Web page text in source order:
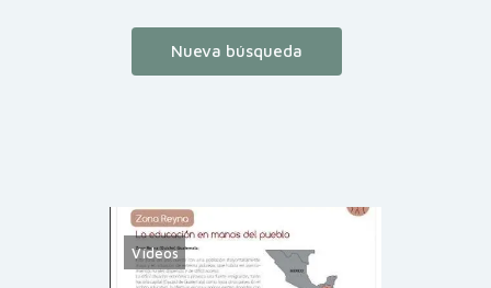
Nueva búsqueda
Vídeos